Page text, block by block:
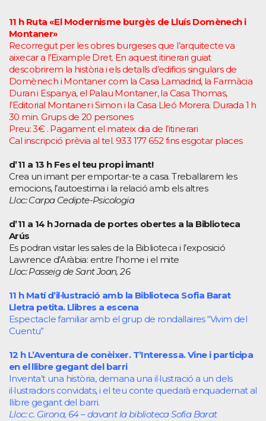
11 h Ruta «El Modernisme burgès de Lluís Domènech i
Montaner»
Recorregut per les obres burgeses que l’arquitecte va
aixecar a l’Eixample Dret. En aquest itinerari guiat
descobrirem la història i els detalls d’edificis singulars de
Domènech i Montaner com la Casa Lamadrid, la Farmàcia
Duran i Espanya, el Palau Montaner, la Casa Thomas,
l’Editorial Montaner i Simon i la Casa Lleó Morera. Durada 1 h
30 min. Grups de 20 persones
Preu: 3€ . Pagament el mateix dia de l’itinerari
Cal inscripció prèvia al tel. 933 177 652 fins esgotar places
d’11 a 13 h Fes el teu propi imant!
Crea un imant per emportar-te a casa. Treballarem les
emocions, l’autoestima i la relació amb els altres
Lloc: Carpa Cedipte-Psicologia
d’11 a 14 h Jornada de portes obertes a la Biblioteca
Arús
Es podran visitar les sales de la Biblioteca i l’exposició
Lawrence d’Aràbia: entre l’home i el mite
Lloc: Passeig de Sant Joan, 26
11 h Matí d’il·lustració amb la Biblioteca Sofia Barat
Lletra petita. Llibres a escena
Espectacle familiar amb el grup de rondallaires “Vivim del
Cuentu”
12 h L’Aventura de conèixer. T’Interessa. Vine i participa
en el llibre gegant del barri
Inventa’t una història, demana una il·lustració a un dels
il·lustradors convidats, i el teu conte quedarà enquadernat al
llibre gegant del barri.
Lloc: c. Girona, 64 – davant la biblioteca Sofia Barat